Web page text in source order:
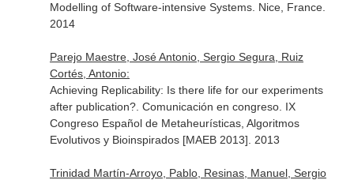
Modelling of Software-intensive Systems. Nice, France.
2014
Parejo Maestre, José Antonio, Sergio Segura, Ruiz
Cortés, Antonio:
Achieving Replicability: Is there life for our experiments
after publication?. Comunicación en congreso. IX
Congreso Español de Metaheurísticas, Algoritmos
Evolutivos y Bioinspirados [MAEB 2013]. 2013
Trinidad Martín-Arroyo, Pablo, Resinas, Manuel, Sergio